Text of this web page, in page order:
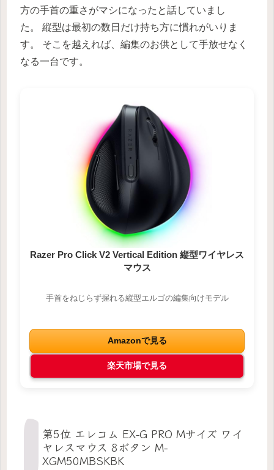
方の手首の重さがマシになったと話していまし
た。 縦型は最初の数日だけ持ち方に慣れがいりま
す。 そこを越えれば、編集のお供として手放せなく
なる一台です。
Razer Pro Click V2 Vertical Edition 縦型ワイヤレス
マウス
手首をねじらず握れる縦型エルゴの編集向けモデル
Amazonで見る
楽天市場で見る
第5位 エレコム EX-G PRO Mサイズ ワイ
ヤレスマウス 8ボタン M-
XGM50MBSKBK